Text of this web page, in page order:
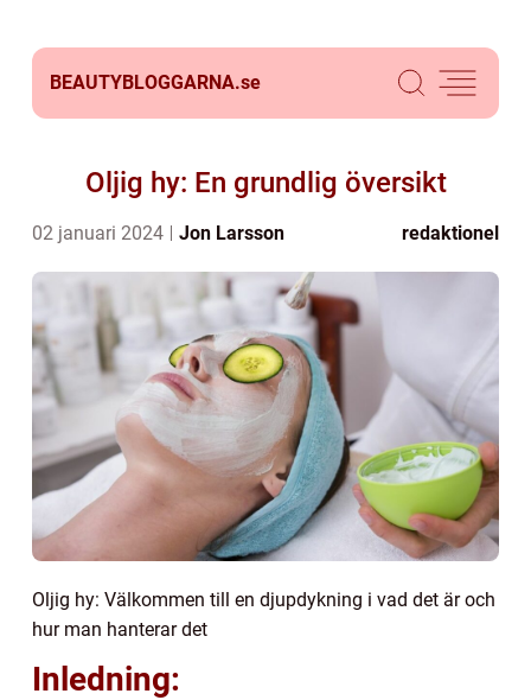
BEAUTYBLOGGARNA.se
Oljig hy: En grundlig översikt
02 januari 2024 Jon Larsson redaktionel
Oljig hy: Välkommen till en djupdykning i vad det är och
hur man hanterar det
Inledning: